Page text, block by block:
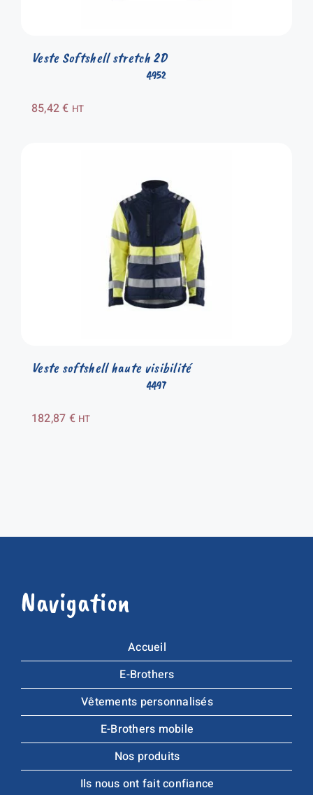
4952
Veste Softshell stretch 2D
85,42€ HT
4497
Veste softshell haute visibilité
182,87 € HT
Navigation
Accueil
E-Brothers
Vêtements personnalisés
E-Brothers mobile
Nos produits
Ils nous ont fait confiance